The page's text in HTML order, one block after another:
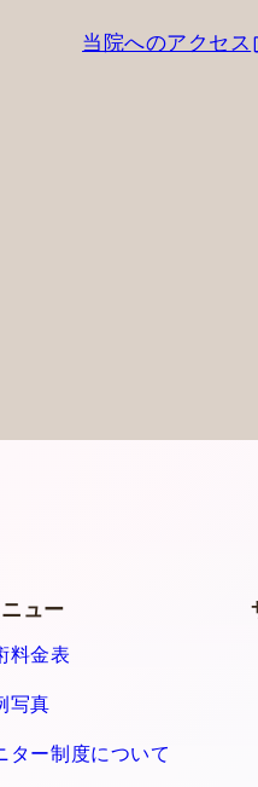
当院へのアクセス
ュー
料金表
写真
ター制度について